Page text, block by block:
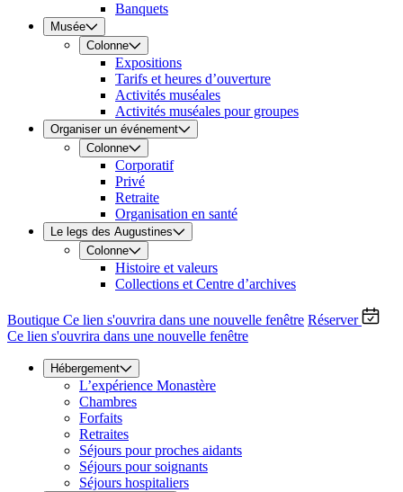
Banquets
Musée
Colonne
Expositions
Tarifs et heures d’ouverture
Activités muséales
Activités muséales pour groupes
Organiser un événement
Colonne
Corporatif
Privé
Retraite
Organisation en santé
Le legs des Augustines
Colonne
Histoire et valeurs
Collections et Centre d’archives
Boutique Ce lien s'ouvrira dans une nouvelle fenêtre Réserver
Ce lien s'ouvrira dans une nouvelle fenêtre
Hébergement
L’expérience Monastère
Chambres
Forfaits
Retraites
Séjours pour proches aidants
Séjours pour soignants
Séjours hospitaliers